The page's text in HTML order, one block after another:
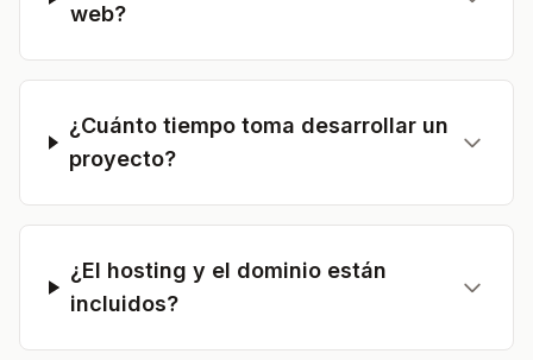
web?
¿Cuánto tiempo toma desarrollar un
proyecto?
¿El hosting y el dominio están
incluidos?